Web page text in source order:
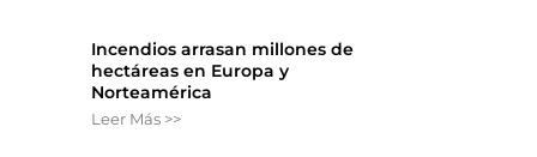
Incendios arrasan millones de
hectáreas en Europa y
Norteamérica
Leer Más >>